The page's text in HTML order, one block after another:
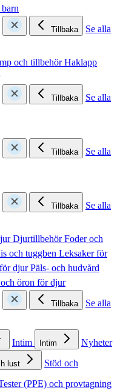
Tillbaka
Se alla
och tillbehörHaklapp
Tillbaka
Se alla
Tillbaka
Se alla
Tillbaka
Se alla
DjurtillbehörFoder och
och tuggben Leksaker för
djurPäls- och hudvård
öron för djur
Tillbaka
Se alla
Intim Intim
Nyheter
lust
Stöd och
(PPE) och provtagning